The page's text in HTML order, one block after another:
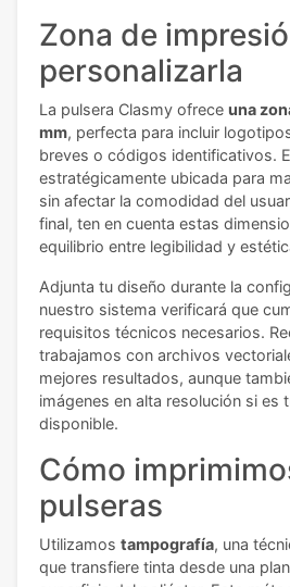
Zona de
personalizarla
La pulsera Clasmy ofrece una
mm, perfecta para incluir
breves o códigos identificativos.
estratégicamente ubicada para
sin afectar la comodidad del
final, ten en cuenta estas
equilibrio entre legibilidad y
Adjunta tu diseño durante la
nuestro sistema verificará que
requisitos técnicos necesarios.
trabajamos con archivos
mejores resultados, aunque
imágenes en alta resolución si es
disponible.
Cómo
pulseras
Utilizamos tampografía, una
que transfiere tinta desde una